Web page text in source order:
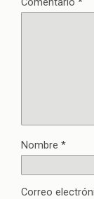
Nombre *
Correo